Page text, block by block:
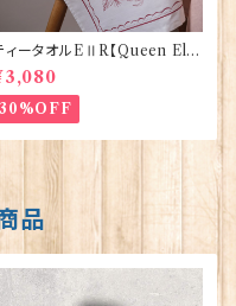
ィータオルEⅡR【Queen Eliz
Commemorative】V
Eggs 50128
30%OFF
品